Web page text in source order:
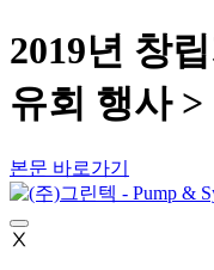
2019년 창
유회 행사
본문 바로가기
Ⅹ